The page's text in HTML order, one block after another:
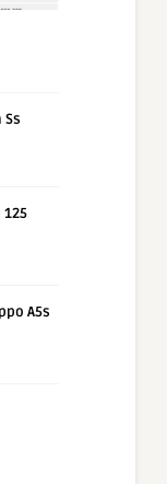
125
A5s